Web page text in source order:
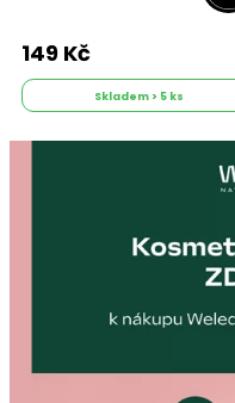
149 Kč
Skladem > 5 ks